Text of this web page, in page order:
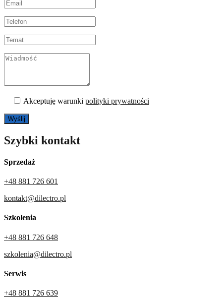
Akceptuję warunki polityki prywatności
Szybki kontakt
Sprzedaż
+48 881 726 601
kontakt@dilectro.pl
Szkolenia
+48 881 726 648
szkolenia@dilectro.pl
Serwis
+48 881 726 639